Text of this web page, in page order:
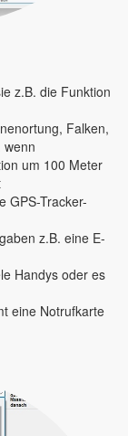
z.B. die Funktion
Falken,
wenn
um 100 Meter
GPS-Tracker-
z.B. eine E-
Handys oder es
eine Notrufkarte